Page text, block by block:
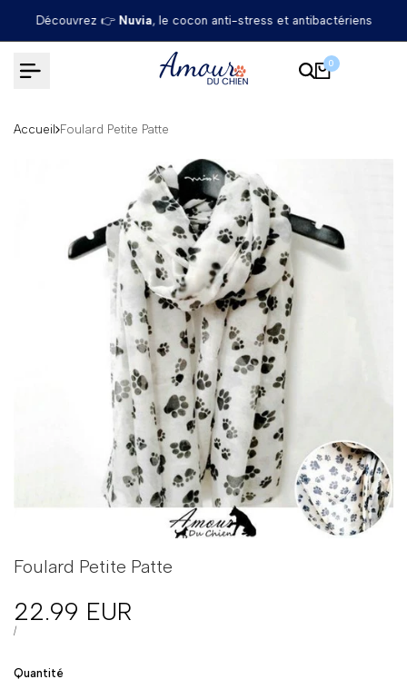
Passer
Découvrez 👉 Nuvia, le cocon anti-stress et antibactériens
0
Accueil Foulard Petite Patte
Foulard Petite Patte
Prix
en
22.99 EUR
PRIX
/PAR
Quantité